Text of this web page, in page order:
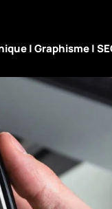
| Graphisme |